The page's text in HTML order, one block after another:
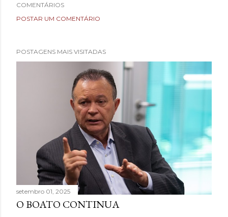
COMENTÁRIOS
POSTAR UM COMENTÁRIO
POSTAGENS MAIS VISITADAS
setembro 01, 2025
O BOATO CONTINUA